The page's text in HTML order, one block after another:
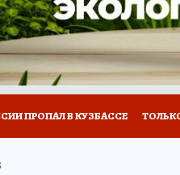
НА САЙТЕ
ПРОПАЛ В КУЗБАССЕ